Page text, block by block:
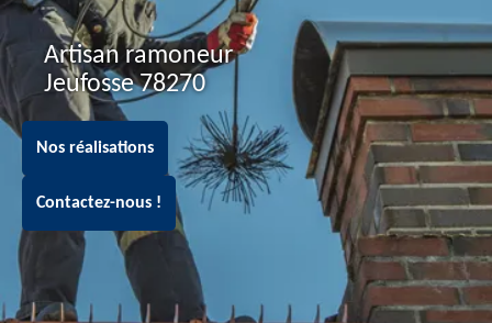
Artisan ramoneur
Jeufosse 78270
Nos réalisations
Contactez-nous !